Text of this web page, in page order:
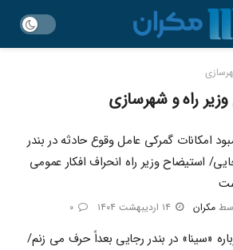
راه و شهرسازی
امکانات گمرکی عامل وقوع حادثه در بندر
استیضاح وزیر راه انحراف افکار عمومی
مکران
«سینا» در بندر رجایی بعداً حرف می زنم/